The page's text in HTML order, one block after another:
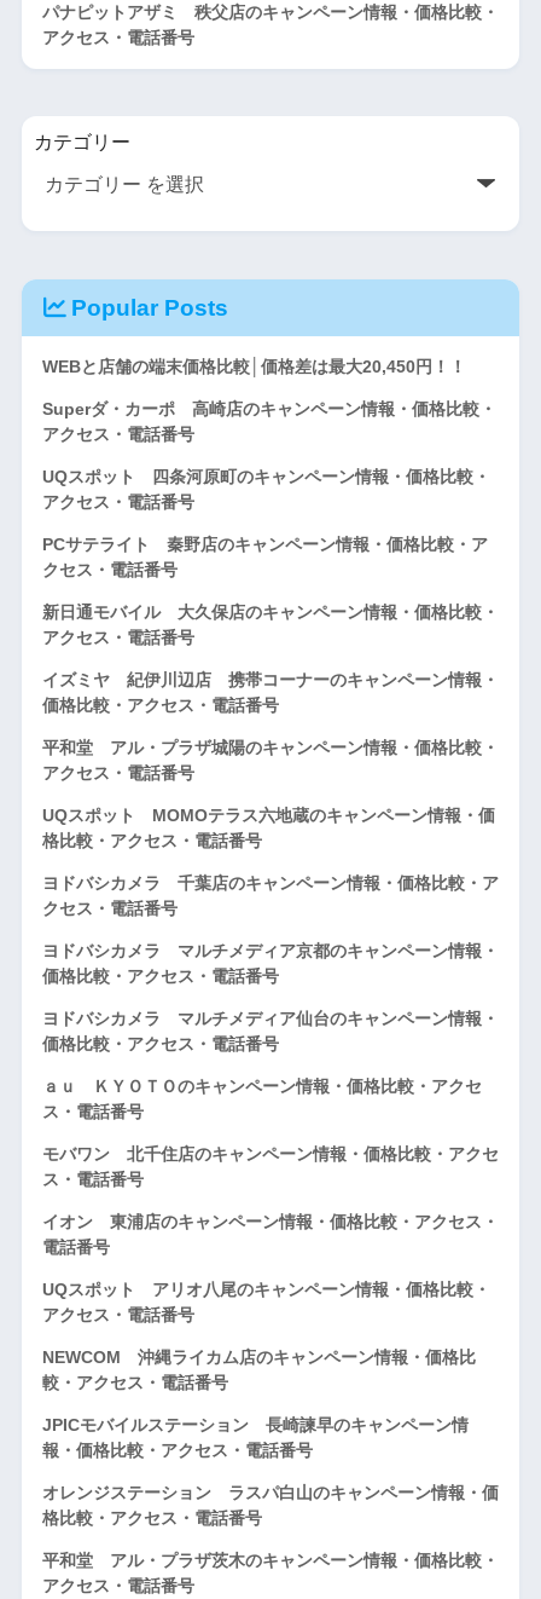
パナピットアザミ 秩父店のキャンペーン情報・価格比較・
アクセス・電話番号
カテゴリー
Popular Posts
WEBと店舗の端末価格比較│価格差は最大20,450円！！
Superダ・カーポ 高崎店のキャンペーン情報・価格比較・
アクセス・電話番号
UQスポット 四条河原町のキャンペーン情報・価格比較・
アクセス・電話番号
PCサテライト 秦野店のキャンペーン情報・価格比較・ア
クセス・電話番号
新日通モバイル 大久保店のキャンペーン情報・価格比較・
アクセス・電話番号
イズミヤ 紀伊川辺店 携帯コーナーのキャンペーン情報・
価格比較・アクセス・電話番号
平和堂 アル・プラザ城陽のキャンペーン情報・価格比較・
アクセス・電話番号
UQスポット MOMOテラス六地蔵のキャンペーン情報・価
格比較・アクセス・電話番号
ヨドバシカメラ 千葉店のキャンペーン情報・価格比較・ア
クセス・電話番号
ヨドバシカメラ マルチメディア京都のキャンペーン情報・
価格比較・アクセス・電話番号
ヨドバシカメラ マルチメディア仙台のキャンペーン情報・
価格比較・アクセス・電話番号
ａｕ ＫＹＯＴＯのキャンペーン情報・価格比較・アクセ
ス・電話番号
モバワン 北千住店のキャンペーン情報・価格比較・アクセ
ス・電話番号
イオン 東浦店のキャンペーン情報・価格比較・アクセス・
電話番号
UQスポット アリオ八尾のキャンペーン情報・価格比較・
アクセス・電話番号
NEWCOM 沖縄ライカム店のキャンペーン情報・価格比
較・アクセス・電話番号
JPICモバイルステーション 長崎諫早のキャンペーン情
報・価格比較・アクセス・電話番号
オレンジステーション ラスパ白山のキャンペーン情報・価
格比較・アクセス・電話番号
平和堂 アル・プラザ茨木のキャンペーン情報・価格比較・
アクセス・電話番号